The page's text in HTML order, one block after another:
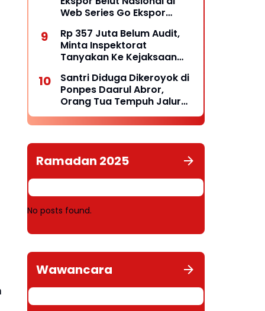
Web Series Go Ekspor
Lokal Menuju Pasar Dunia
Rp 357 Juta Belum Audit,
Minta Inspektorat
Tanyakan Ke Kejaksaan
Keberadaannya
Santri Diduga Dikeroyok di
Ponpes Daarul Abror,
Orang Tua Tempuh Jalur
Hukum, Laporan Resmi
Masuk Polda Babel
Ramadan 2025
No posts found.
Wawancara